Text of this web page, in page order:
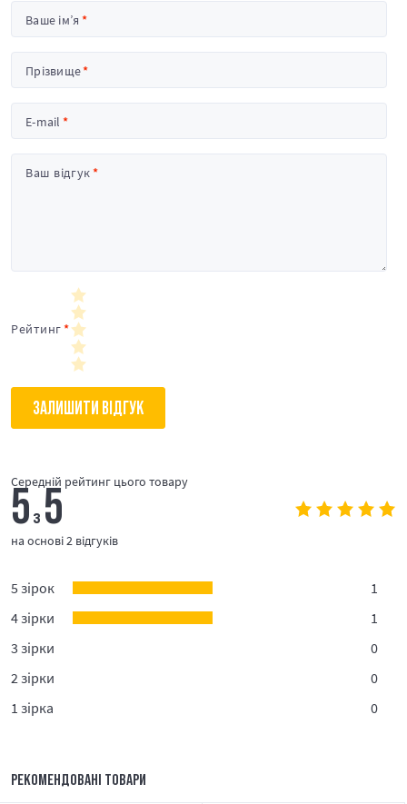
Ваше ім’я
Прізвище
E-mail
Ваш відгук
Рейтинг
ЗАЛИШИТИ ВІДГУК
Середній рейтинг цього товару
5з5
на основі 2 відгуків
5 зірок
1
4 зірки
1
3 зірки
0
2 зірки
0
1 зірка
0
РЕКОМЕНДОВАНІ ТОВАРИ